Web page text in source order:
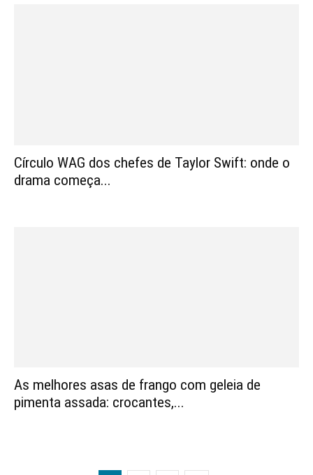
Círculo WAG dos chefes de Taylor Swift: onde o
drama começa...
As melhores asas de frango com geleia de
pimenta assada: crocantes,...